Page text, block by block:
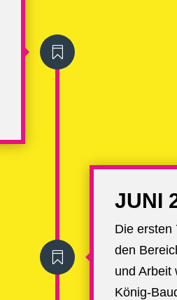


JUNI
Die ersten
den
und Arbeit
König-